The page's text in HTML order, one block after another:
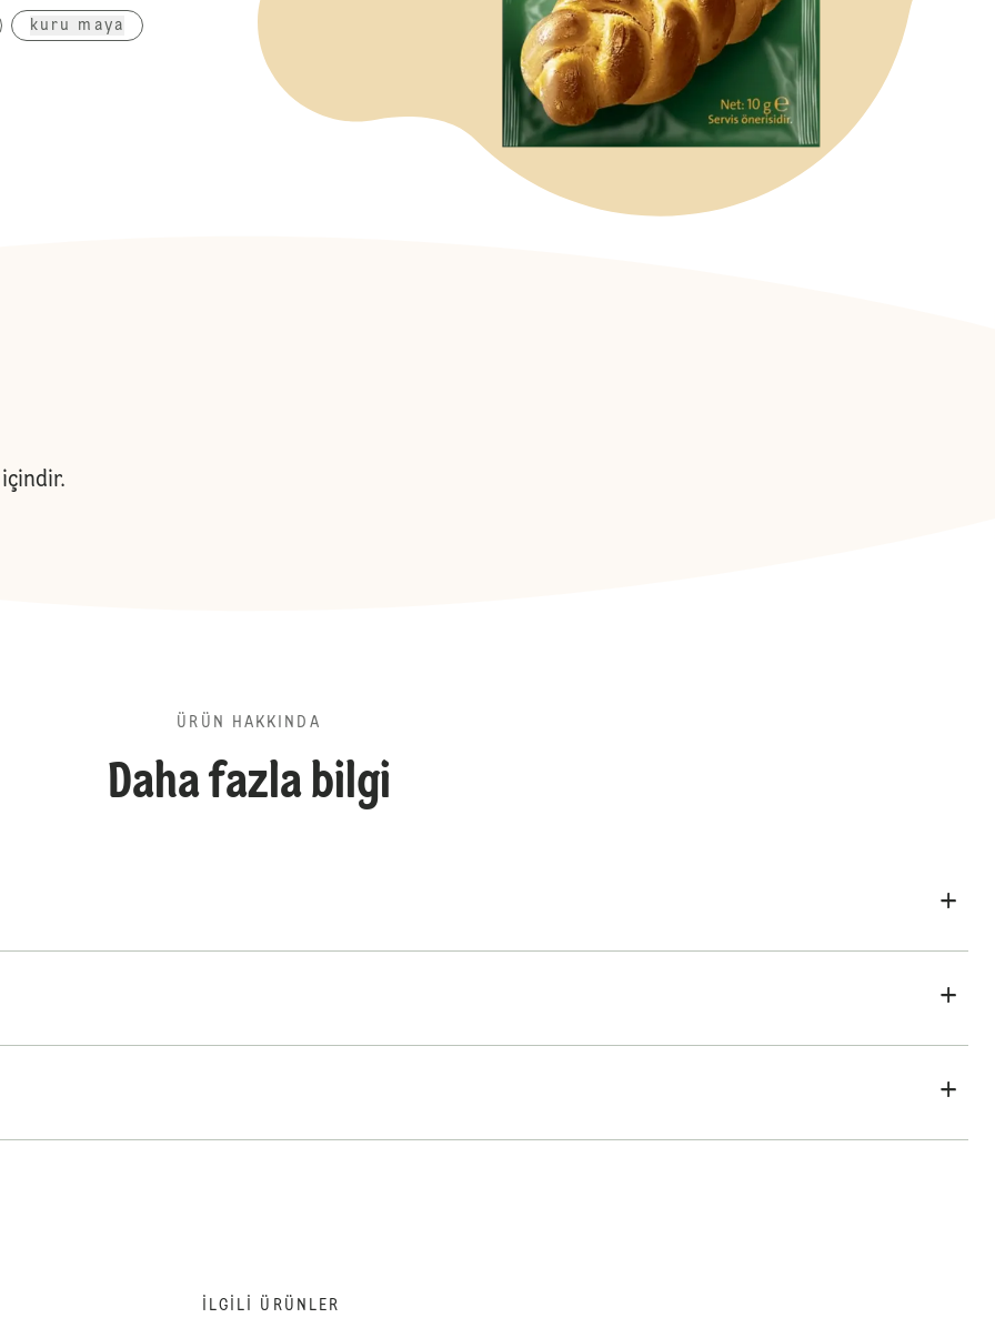
kuru maya
ÜRÜN HAKKINDA
Daha fazla bilgi
İLGILI ÜRÜNLER